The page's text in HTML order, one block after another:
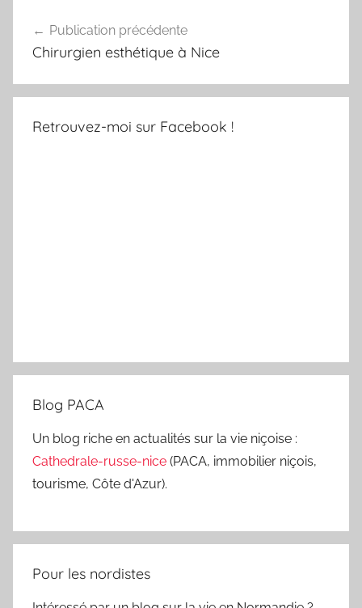
de
Publication précédente
Chirurgien esthétique à Nice
Retrouvez-moi sur Facebook !
Blog PACA
Un blog riche en actualités sur la vie niçoise :
Cathedrale-russe-nice (PACA, immobilier niçois,
tourisme, Côte d'Azur).
Pour les nordistes